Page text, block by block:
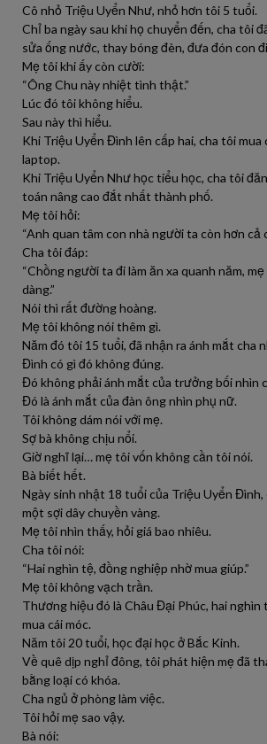
Cô nhỏ Triệu Uyển Như, nhỏ hơn tôi 5 tuổi.
Chỉ ba ngày sau khi họ chuyển đến, cha tôi
sửa ống nước, thay bóng đèn, đưa đón con
Mẹ tôi khi ấy còn cười:
“Ông Chu này nhiệt tình thật.”
Lúc đó tôi không hiểu.
Sau này thì hiểu.
Khi Triệu Uyển Đình lên cấp hai, cha tôi
laptop.
Khi Triệu Uyển Như học tiểu học, cha tôi
toán nâng cao đắt nhất thành phố.
Mẹ tôi hỏi:
“Anh quan tâm con nhà người ta còn hơn cả
Cha tôi đáp:
“Chồng người ta đi làm ăn xa quanh năm,
dàng.”
Nói thì rất đường hoàng.
Mẹ tôi không nói thêm gì.
Năm đó tôi 15 tuổi, đã nhận ra ánh mắt cha
Đình có gì đó không đúng.
Đó không phải ánh mắt của trưởng bối nhìn
Đó là ánh mắt của đàn ông nhìn phụ nữ.
Tôi không dám nói với mẹ.
Sợ bà không chịu nổi.
Giờ nghĩ lại… mẹ tôi vốn không cần tôi nói.
Bà biết hết.
Ngày sinh nhật 18 tuổi của Triệu Uyển
một sợi dây chuyền vàng.
Mẹ tôi nhìn thấy, hỏi giá bao nhiêu.
Cha tôi nói:
“Hai nghìn tệ, đồng nghiệp nhờ mua giúp.”
Mẹ tôi không vạch trần.
Thương hiệu đó là Châu Đại Phúc, hai nghìn
mua cái móc.
Năm tôi 20 tuổi, học đại học ở Bắc Kinh.
Về quê dịp nghỉ đông, tôi phát hiện mẹ đã
bằng loại có khóa.
Cha ngủ ở phòng làm việc.
Tôi hỏi mẹ sao vậy.
Bà nói: